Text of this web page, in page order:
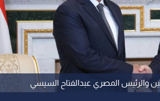
والرئيس المصري عبدالفتاح السيسي